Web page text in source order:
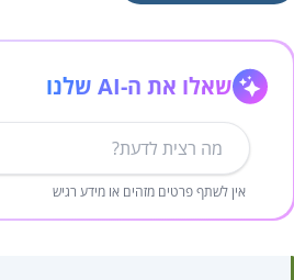
שאלו את ה-AI שלנו
אין לשתף פרטים מזהים או מידע רגיש